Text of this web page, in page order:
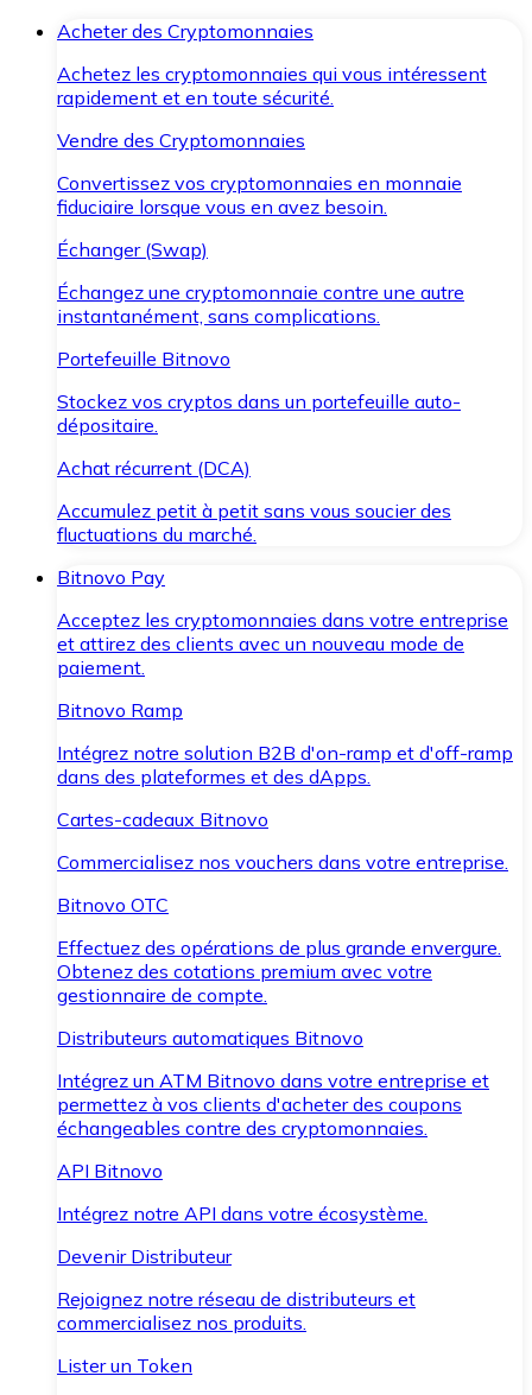
Acheter des Cryptomonnaies
Achetez les cryptomonnaies qui vous intéressent
rapidement et en toute sécurité.
Vendre des Cryptomonnaies
Convertissez vos cryptomonnaies en monnaie
fiduciaire lorsque vous en avez besoin.
Échanger (Swap)
Échangez une cryptomonnaie contre une autre
instantanément, sans complications.
Portefeuille Bitnovo
Stockez vos cryptos dans un portefeuille auto-
dépositaire.
Achat récurrent (DCA)
Accumulez petit à petit sans vous soucier des
fluctuations du marché.
Bitnovo Pay
Acceptez les cryptomonnaies dans votre entreprise
et attirez des clients avec un nouveau mode de
paiement.
Bitnovo Ramp
Intégrez notre solution B2B d'on-ramp et d'off-ramp
dans des plateformes et des dApps.
Cartes-cadeaux Bitnovo
Commercialisez nos vouchers dans votre entreprise.
Bitnovo OTC
Effectuez des opérations de plus grande envergure.
Obtenez des cotations premium avec votre
gestionnaire de compte.
Distributeurs automatiques Bitnovo
Intégrez un ATM Bitnovo dans votre entreprise et
permettez à vos clients d'acheter des coupons
échangeables contre des cryptomonnaies.
API Bitnovo
Intégrez notre API dans votre écosystème.
Devenir Distributeur
Rejoignez notre réseau de distributeurs et
commercialisez nos produits.
Lister un Token